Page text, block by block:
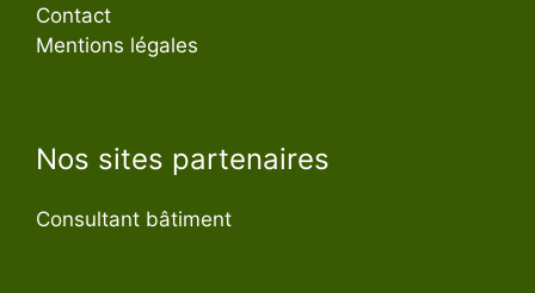
Contact
Mentions légales
Nos sites partenaires
Consultant bâtiment